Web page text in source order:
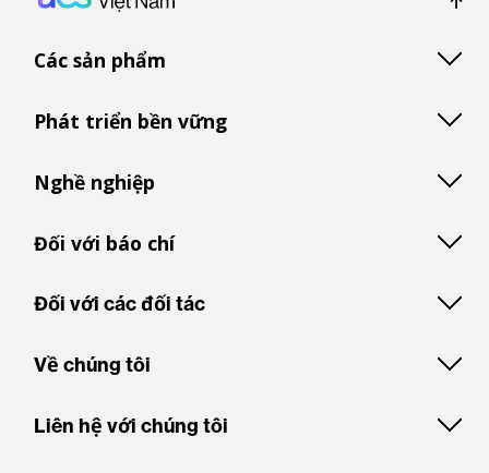
Footer: Vietnam
Các sản phẩm
Phát triển bền vững
Nghề nghiệp
Đối với báo chí
Đối với các đối tác
Về chúng tôi
Liên hệ với chúng tôi